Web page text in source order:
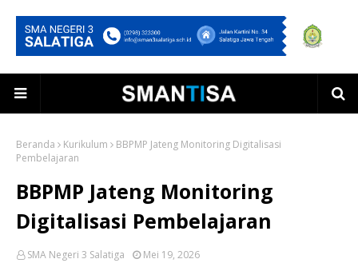
Beranda Kurikulum
BBPMP Jateng Monitoring Digitalisasi
Pembelajaran
BBPMP Jateng Monitoring
Digitalisasi Pembelajaran
SMA Negeri 3 Salatiga Mei 19, 2026